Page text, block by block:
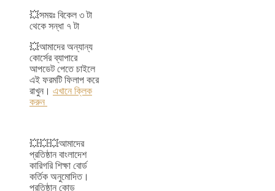
💥সময়ঃ বিকেল ৩ টা
থেকে সন্ধা ৭ টা
💥আমাদের অন্যান্য
কোর্সের ব্যাপারে
আপডেট পেতে চাইলে
এই ফরমটি ফিলাপ করে
রাখুন। এখানে ক্লিক
করুন
💥💥💥আমাদের
প্রতিষ্ঠান বাংলাদেশ
কারিগরি শিক্ষা বোর্ড
কর্তিক অনুমোদিত।
প্রতিষ্ঠান কোড